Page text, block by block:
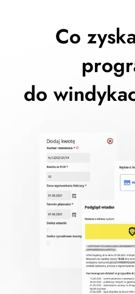
Co
do